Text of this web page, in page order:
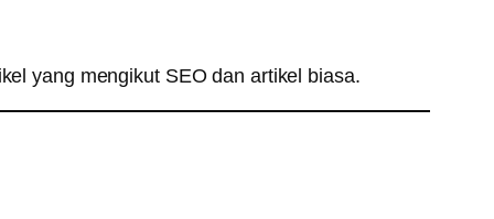
yang mengikut SEO dan artikel biasa.